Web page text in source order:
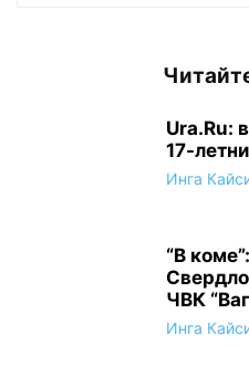
Ura.Ru:
17-
Инга
“В
ЧВК
Инга